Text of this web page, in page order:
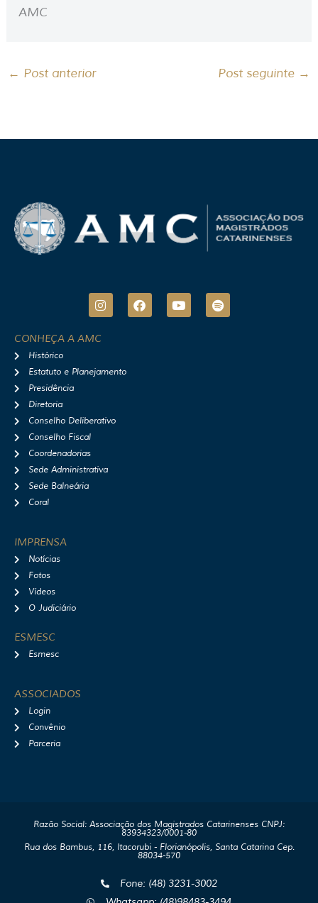
AMC
← Post anterior Post seguinte →
I
n
t
a
r
F
a
Y
o
S
p
CONHEÇA A AMC
Histórico
Estatuto e Planejamento
Presidência
Diretoria
Conselho Deliberativo
Conselho Fiscal
Coordenadorias
Sede Administrativa
Sede Balneária
Coral
IMPRENSA
Notícias
Fotos
Vídeos
O Judiciário
ESMESC
Esmesc
ASSOCIADOS
Login
Convênio
Parceria
Razão Social: Associação dos Magistrados Catarinenses CNPJ:
83934323/0001-80
Rua dos Bambus, 116, Itacorubi - Florianópolis, Santa Catarina Cep.
88034-570
Fone: (48) 3231-3002